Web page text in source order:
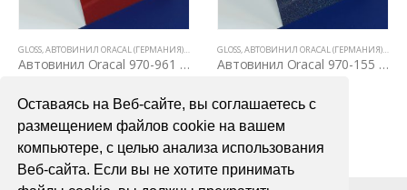
Оставаясь на Веб-сайте, вы соглашаетесь с
размещением файлов cookie на вашем
компьютере, с целью анализа использования
Веб-сайта. Если вы не хотите принимать
,ЦВЕТНЫЕ ВИНИЛОВЫЕ ПЛЕНКИ
GLOSS,АВТОВИНИЛ ORACAL (ГЕРМАНИЯ),ВСЕ ТОВАРЫ,ЦВЕТНЫЕ ВИНИЛОВЫЕ ПЛЕНКИ
Автовинил Oracal 970-961 luscious lips – красный, глянец
В КОРЗИНУ
GLOSS,АВТОВИНИЛ ORACAL (ГЕРМАНИЯ),ВСЕ
Автовинил Oracal 970-155 intergalactic blue – “галактик” синий, глянец
В КОРЗИНУ